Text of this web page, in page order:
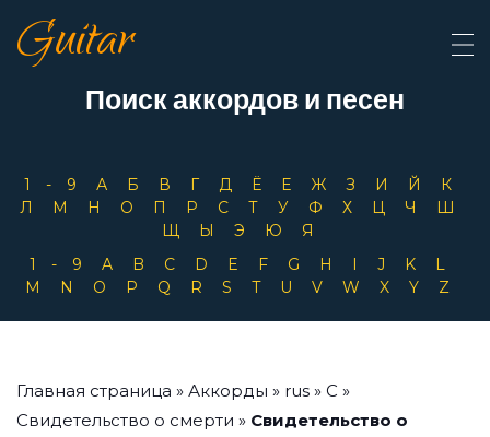
Guitar
Поиск аккордов и песен
1-9 А Б В Г Д Ё Е Ж З И Й
К
Л
М Н О П Р С Т У Ф Х Ц Ч
Ш
Щ
Ы Э Ю
Я
1-9
A B C D E F G H I J K
L
M
N O P Q R S T U V W X Y Z
Главная страница » Аккорды » rus » С »
Свидетельство о смерти » Свидетельство о